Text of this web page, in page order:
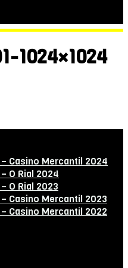
1024×1024
Casino Mercantil 2024
O Rial 2024
O Rial 2023
Casino Mercantil 2023
Casino Mercantil 2022